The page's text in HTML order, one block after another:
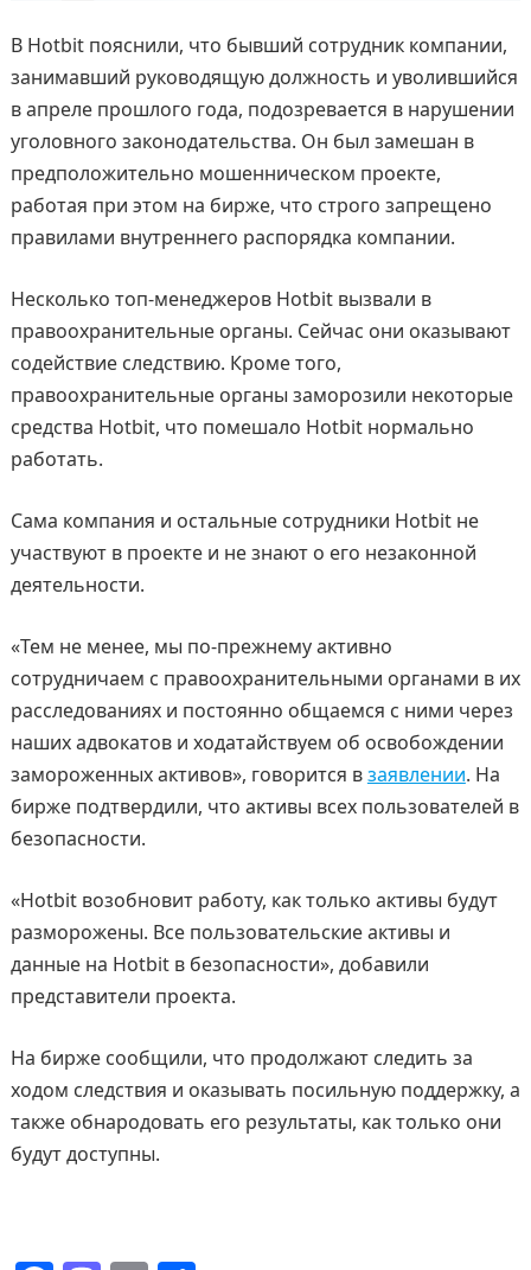
В Hotbit пояснили, что бывший сотрудник компании,
занимавший руководящую должность и уволившийся
в апреле прошлого года, подозревается в нарушении
уголовного законодательства. Он был замешан в
предположительно мошенническом проекте,
работая при этом на бирже, что строго запрещено
правилами внутреннего распорядка компании.
Несколько топ-менеджеров Hotbit вызвали в
правоохранительные органы. Сейчас они оказывают
содействие следствию. Кроме того,
правоохранительные органы заморозили некоторые
средства Hotbit, что помешало Hotbit нормально
работать.
Сама компания и остальные сотрудники Hotbit не
участвуют в проекте и не знают о его незаконной
деятельности.
«Тем не менее, мы по-прежнему активно
сотрудничаем с правоохранительными органами в их
расследованиях и постоянно общаемся с ними через
наших адвокатов и ходатайствуем об освобождении
замороженных активов», говорится взаявлении. На
бирже подтвердили, что активы всех пользователей в
безопасности.
«Hotbit возобновит работу, как только активы будут
разморожены. Все пользовательские активы и
данные на Hotbit в безопасности», добавили
представители проекта.
На бирже сообщили, что продолжают следить за
ходом следствия и оказывать посильную поддержку, а
также обнародовать его результаты, как только они
будут доступны.